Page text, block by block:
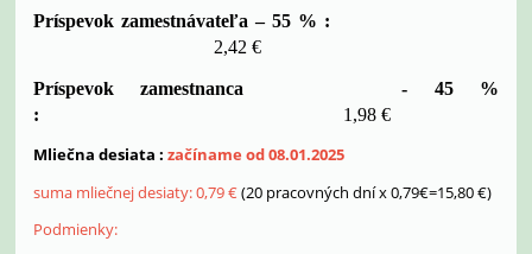
Príspevok zamestnávateľa – 55 % :
2,42 €
Príspevok zamestnanca - 45 %
: 1,98 €
Mliečna desiata : začíname od 08.01.2025
suma mliečnej desiaty: 0,79 €(20 pracovných dní x 0,79€=15,80 €)
Podmienky: